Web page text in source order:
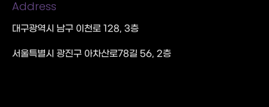
Address
대구광역시 남구 이천로 128, 3층
서울특별시 광진구 아차산로78길 56, 2층